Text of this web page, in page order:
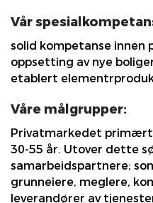
Vår
solid kompetanse innen
oppsetting av nye
etablert
Våre målgrupper:
Privatmarkedet
30-55 år. Utover dette
samarbeidspartnere;
grunneiere, meglere,
leverandører av